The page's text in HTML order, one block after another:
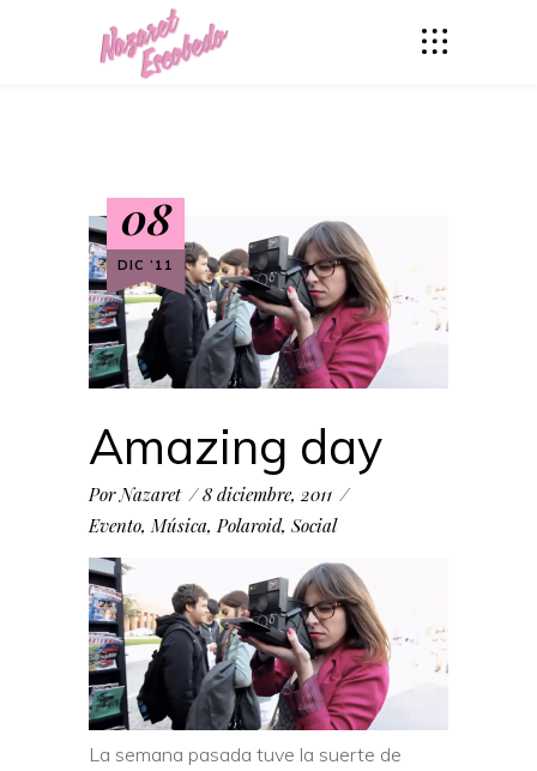
08
DIC ‘11
Amazing day
Por Nazaret
8 diciembre, 2011
Evento, Música, Polaroid, Social
La semana pasada tuve la suerte de